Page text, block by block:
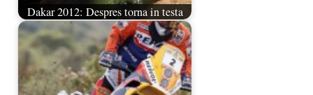
Dakar 2012: Despres torna in testa